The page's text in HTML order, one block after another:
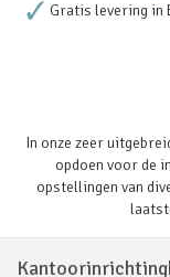
Gratis levering
In onze zeer
opdoen voor de
opstellingen van